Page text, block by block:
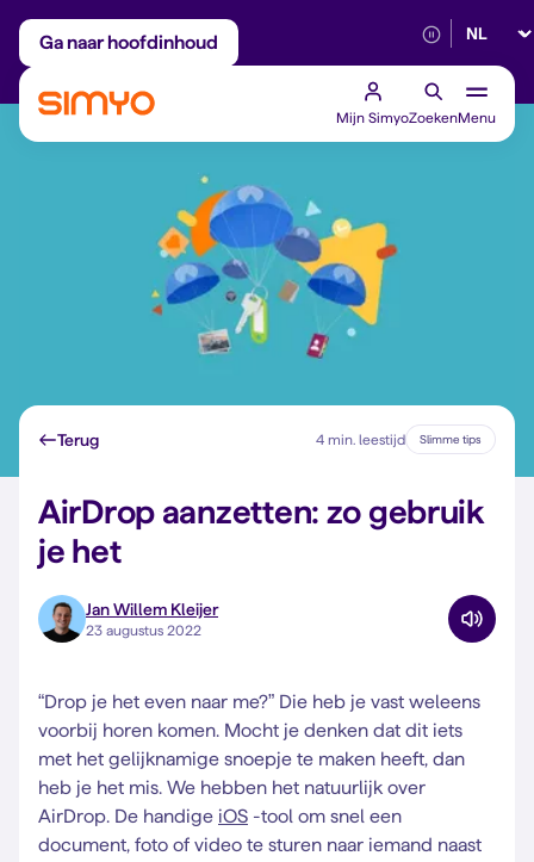
Ga naar hoofdinhoud
Maandelijks aanpasbaar Betrouwbaar
Mijn SimyoZoekenMenu
Terug 4 min. leestijd Slimme tips
AirDrop aanzetten: zo gebruik
je het
Jan Willem Kleijer
23 augustus 2022
“Drop je het even naar me?” Die heb je vast weleens
voorbij horen komen. Mocht je denken dat dit iets
met het gelijknamige snoepje te maken heeft, dan
heb je het mis. We hebben het natuurlijk over
AirDrop. De handige iOS -tool om snel een
document, foto of video te sturen naar iemand naast